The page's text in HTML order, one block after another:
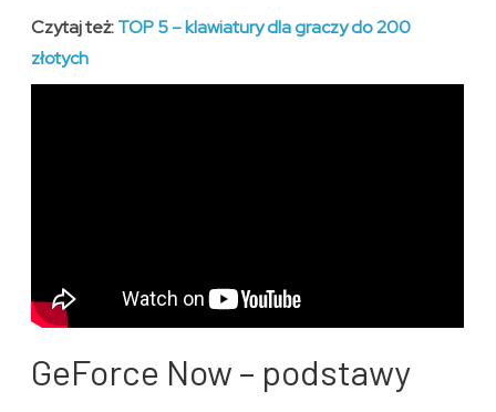
Czytaj też:TOP 5 – klawiatury dla graczy do 200
złotych
GeForce Now – podstawy